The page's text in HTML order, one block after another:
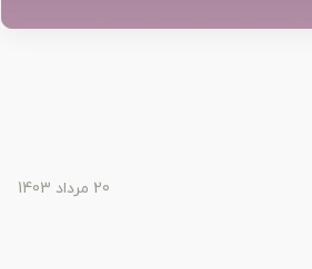
20 مرداد 1403